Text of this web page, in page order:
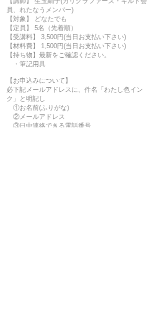
員、れたなうメンバー)
【対象】 どなたでも
【定員】 5名（先着順）
【受講料】 3,500円(当日お支払い下さい)
【材料費】 1,500円(当日お支払い下さい)
【持ち物】最新をご確認ください。
・筆記用具
【お申込みについて】
必下記メールアドレスに、件名「わたし色イン
ク」と明記し
①お名前(ふりがな)
②メールアドレス
③日中連絡できる電話番号